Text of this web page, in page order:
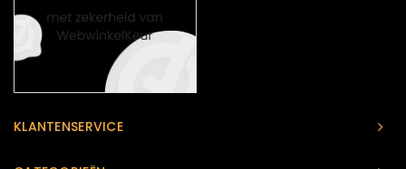
KLANTENSERVICE